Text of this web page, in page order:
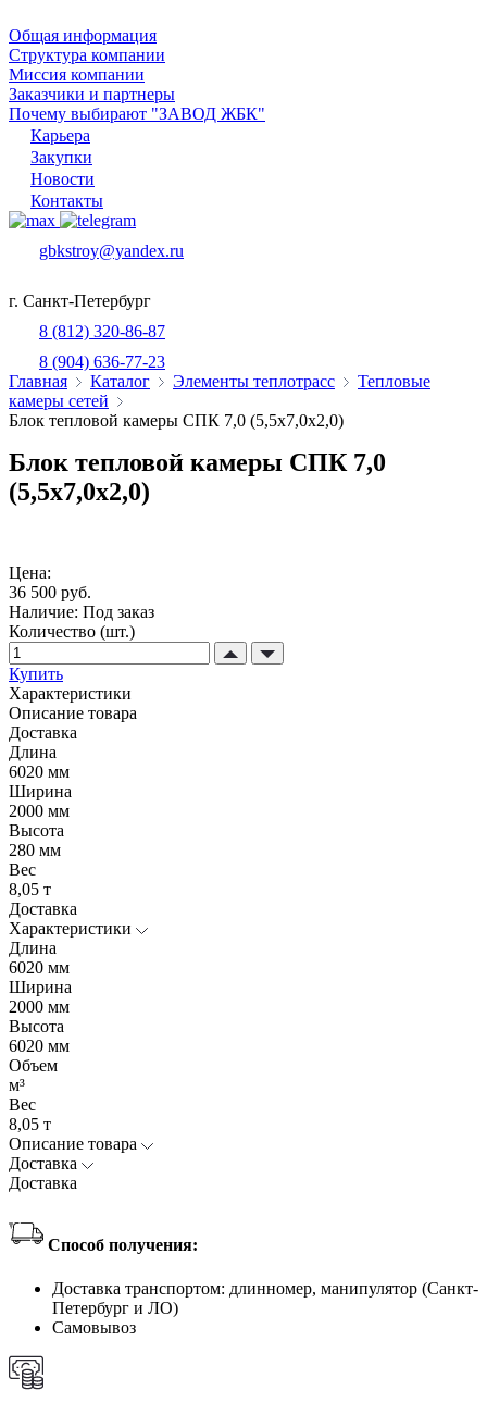
Общая информация
Структура компании
Миссия компании
Заказчики и партнеры
Почему выбирают "ЗАВОД ЖБК"
Карьера
Закупки
Новости
Контакты
gbkstroy@yandex.ru
г. Санкт-Петербург
8 (812) 320-86-87
8 (904) 636-77-23
Главная
Каталог Элементы теплотрасс
Тепловые
камеры сетей
Блок тепловой камеры СПК 7,0 (5,5х7,0х2,0)
Блок тепловой камеры СПК 7,0
(5,5х7,0х2,0)
Цена:
36 500 руб.
Наличие: Под заказ
Количество (шт.)
Купить
Характеристики
Описание товара
Доставка
Длина
6020 мм
Ширина
2000 мм
Высота
280 мм
Вес
8,05 т
Доставка
Характеристики
Длина
6020 мм
Ширина
2000 мм
Высота
6020 мм
Объем
м³
Вес
8,05 т
Описание товара
Доставка
Доставка
Способ получения:
Доставка транспортом: длинномер, манипулятор (Санкт-
Петербург и ЛО)
Самовывоз